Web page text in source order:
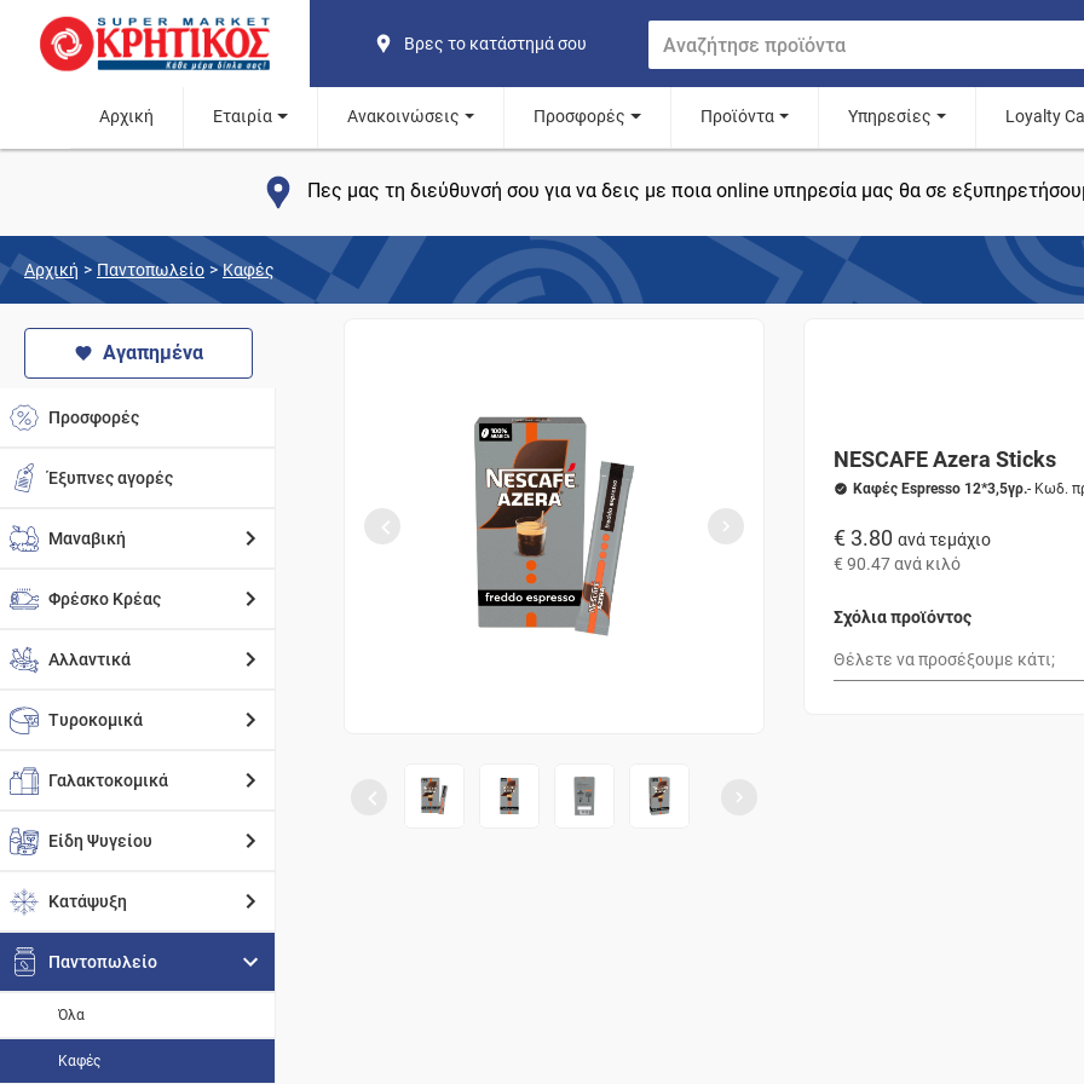
Βρες το κατάστημά σου
Αρχική Εταιρία Ανακοινώσεις Προσφορές Προϊόντα Υπηρεσίες Loyalty
Πες μας τη διεύθυνσή σου για να δεις με ποια online υπηρεσία μας θα σε
Αρχική > Παντοπωλείο > Καφές
Αγαπημένα
Προσφορές
Έξυπνες αγορές
Μαναβική
Φρέσκο Κρέας
Αλλαντικά
Τυροκομικά
Γαλακτοκομικά
Είδη Ψυγείου
Κατάψυξη
Παντοπωλείο
Όλα
Καφές
NESCAFE Azera Sticks
Καφές Espresso 12*3,5γρ.- Κωδ.
€ 3.80 ανά τεμάχιο
€ 90.47ανά κιλό
Σχόλια προϊόντος